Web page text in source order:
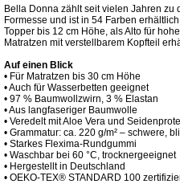
Bella Donna zählt seit vielen Jahren
Formesse und ist in 54 Farben
Topper bis 12 cm Höhe, als Alto für
Matratzen mit verstellbarem Kopfteil
Auf einen Blick
• Für Matratzen bis 30 cm Höhe
• Auch für Wasserbetten geeignet
• 97 % Baumwollzwirn, 3 % Elastan
• Aus langfaseriger Baumwolle
• Veredelt mit Aloe Vera und
• Grammatur: ca. 220 g/m² – schwere,
• Starkes Flexima-Rundgummi
• Waschbar bei 60 °C, trocknergeeignet
• Hergestellt in Deutschland
• OEKO-TEX® STANDARD 100